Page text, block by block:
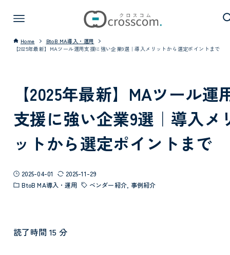
Home
BtoB MA導入・運用
【2025年最新】MAツール運用支援に強い企業9選｜導入メリットから選定ポイントまで
【2025年最新】MAツール運
支援に強い企業9選｜導入メ
ットから選定ポイントまで
2025-04-01
2025-11-29
BtoB MA導入・運用
ベンダー紹介 事例紹介
読了時間 15 分